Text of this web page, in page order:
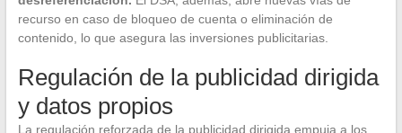
recurso en caso de bloqueo de cuenta o eliminación de
contenido, lo que asegura las inversiones publicitarias.
Regulación de la publicidad dirigida
y datos propios
La regulación reforzada de la publicidad dirigida empuja a los